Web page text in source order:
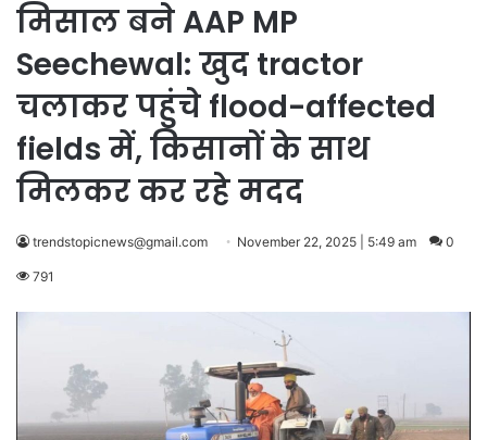
मिसाल बने AAP MP
Seechewal: खुद tractor
चलाकर पहुंचे flood-affected
fields में, किसानों के साथ
मिलकर कर रहे मदद
trendstopicnews@gmail.com November 22, 2025 | 5:49 am 0
791